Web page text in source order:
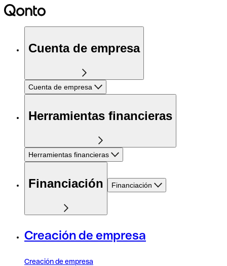
Cuenta de empresa
Cuenta de empresa
Herramientas financieras
Herramientas financieras
Financiación Financiación
Creación de empresa
Creación de empresa